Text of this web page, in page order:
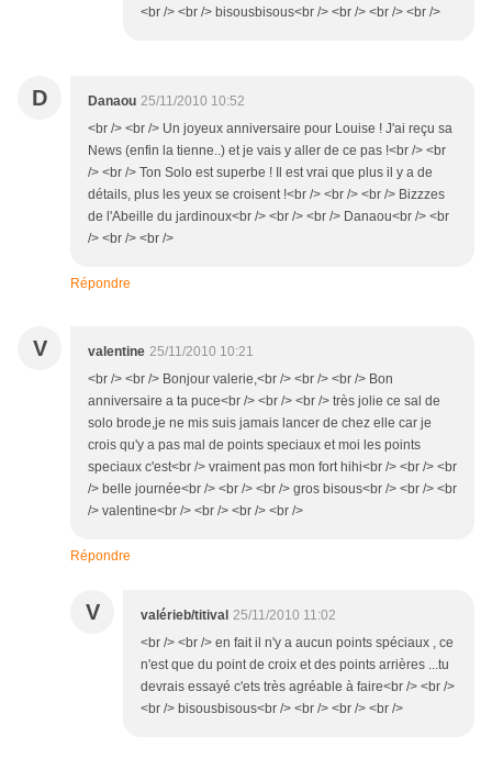
<br /> <br /> bisousbisous<br /> <br /> <br /> <br />
D Danaou 25/11/2010 10:52
<br /> <br /> Un joyeux anniversaire pour Louise ! J'ai reçu sa
News (enfin la tienne..) et je vais y aller de ce pas !<br /> <br
/> <br /> Ton Solo est superbe ! Il est vrai que plus il y a de
détails, plus les yeux se croisent !<br /> <br /> <br /> Bizzzes
de l'Abeille du jardinoux<br /> <br /> <br /> Danaou<br /> <br
/> <br /> <br />
Répondre
V valentine 25/11/2010 10:21
<br /> <br /> Bonjour valerie,<br /> <br /> <br /> Bon
anniversaire a ta puce<br /> <br /> <br /> très jolie ce sal de
solo brode,je ne mis suis jamais lancer de chez elle car je
crois qu'y a pas mal de points speciaux et moi les points
speciaux c'est<br /> vraiment pas mon fort hihi<br /> <br /> <br
/> belle journée<br /> <br /> <br /> gros bisous<br /> <br /> <br
/> valentine<br /> <br /> <br /> <br />
Répondre
V valérieb/titival 25/11/2010 11:02
<br /> <br /> en fait il n'y a aucun points spéciaux , ce
n'est que du point de croix et des points arrières ...tu
devrais essayé c'ets très agréable à faire<br /> <br />
<br /> bisousbisous<br /> <br /> <br /> <br />